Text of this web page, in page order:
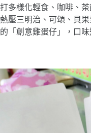
打多樣化輕食、咖啡、
熱壓三明治、可頌、貝
的「創意雞蛋仔」，口